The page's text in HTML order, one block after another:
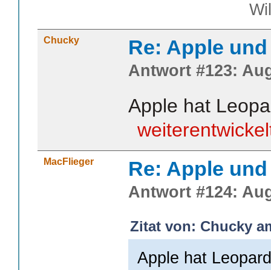
William
Chucky Re: Apple
Antwort #123:
Apple hat
MacFlieger Re: Apple
Antwort #124:
Zitat von: Chucky
Apple hat